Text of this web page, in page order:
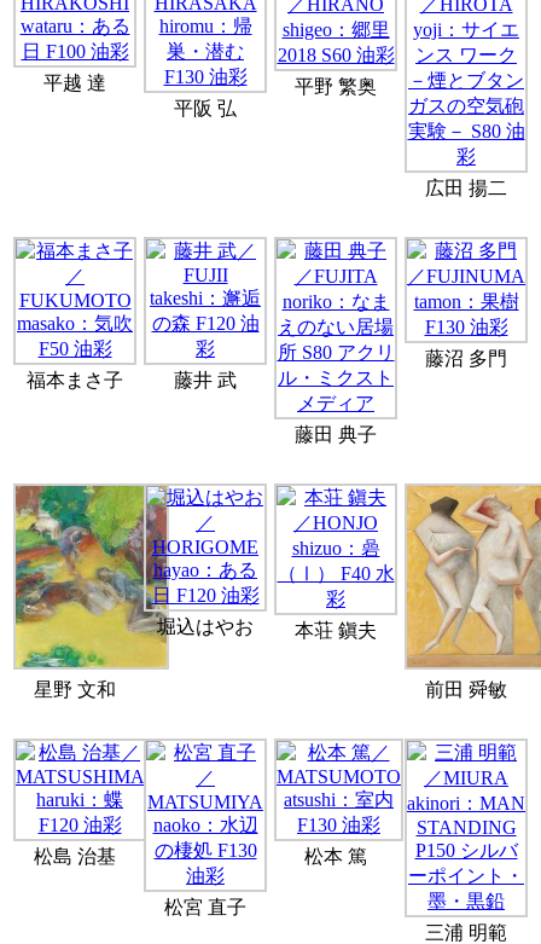
平越 達
平阪 弘
平野 繁奥
広田 揚二
福本まさ子 藤井 武
藤田 典子
藤沼 多門
星野 文和
堀込はやお 本荘 鎭夫
前田 舜敏
松島 治基
松宮 直子
松本 篤
三浦 明範